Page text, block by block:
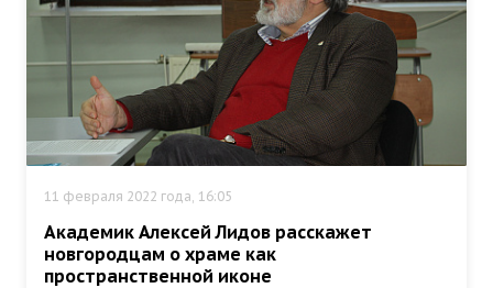
11 февраля 2022 года, 16:05
Академик Алексей Лидов расскажет
новгородцам о храме как
пространственной иконе